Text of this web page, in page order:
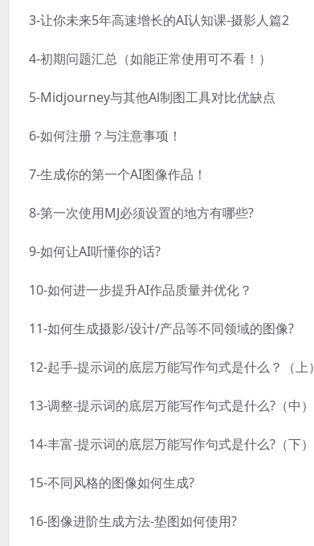
3-让你未来5年高速增长的AI认知课-摄影人篇2
4-初期问题汇总（如能正常使用可不看！）
5-Midjourney与其他Al制图工具对比优缺点
6-如何注册？与注意事项！
7-生成你的第一个AI图像作品！
8-第一次使用MJ必须设置的地方有哪些?
9-如何让AI听懂你的话?
10-如何进一步提升AI作品质量并优化？
11-如何生成摄影/设计/产品等不同领域的图像?
12-起手-提示词的底层万能写作句式是什么？（上）
13-调整-提示词的底层万能写作句式是什么?（中）
14-丰富-提示词的底层万能写作句式是什么?（下）
15-不同风格的图像如何生成?
16-图像进阶生成方法-垫图如何使用?